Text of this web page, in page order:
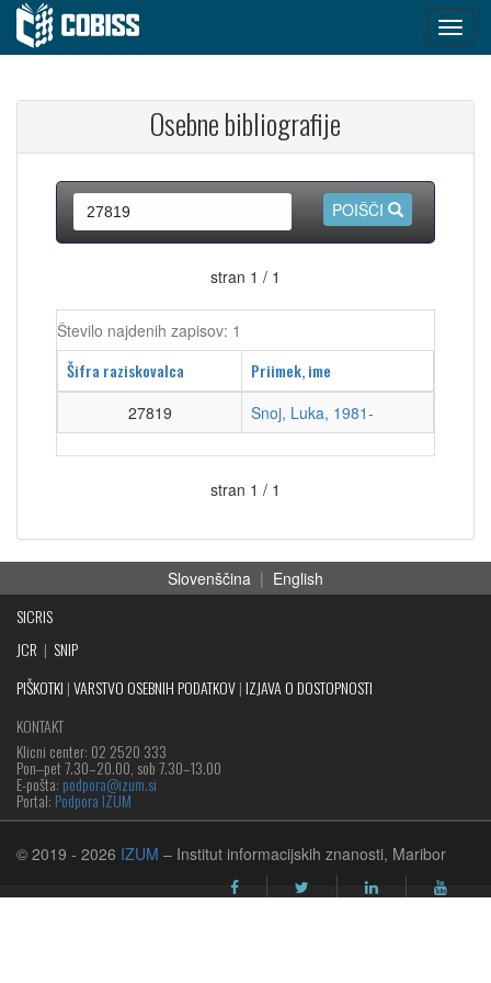
Osebne bibliografije
POIŠČI
stran 1 / 1
Število najdenih zapisov: 1
Šifra raziskovalca Priimek, ime
27819 Snoj, Luka, 1981-
stran 1 / 1
Slovenščina | English
SICRIS
JCR | SNIP
PIŠKOTKI |VARSTVO OSEBNIH PODATKOV| IZJAVA O DOSTOPNOSTI
KONTAKT
Klicni center: 02 2520 333
Pon‒pet 7.30–20.00, sob 7.30–13.00
E-pošta: podpora@izum.si
Portal: Podpora IZUM
© 2019 - 2026 IZUM – Institut informacijskih znanosti, Maribor